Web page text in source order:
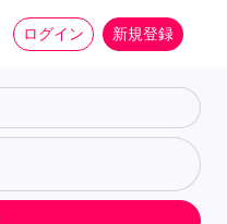
ログイン 新規登録